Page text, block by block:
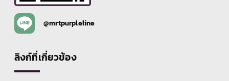
@mrtpurpleline
ลิงก์ที่เกี่ยวข้อง